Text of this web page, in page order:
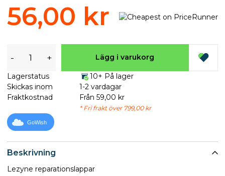
Beskrivning
Lezyne reparationslappar
56,00 kr
- + Lägg i varukorg
Lagerstatus
10+ På lager
Skickas inom
1-2 vardagar
Fraktkostnad
Från 59,00 kr
* Fri frakt över 799,00 kr
GoWish